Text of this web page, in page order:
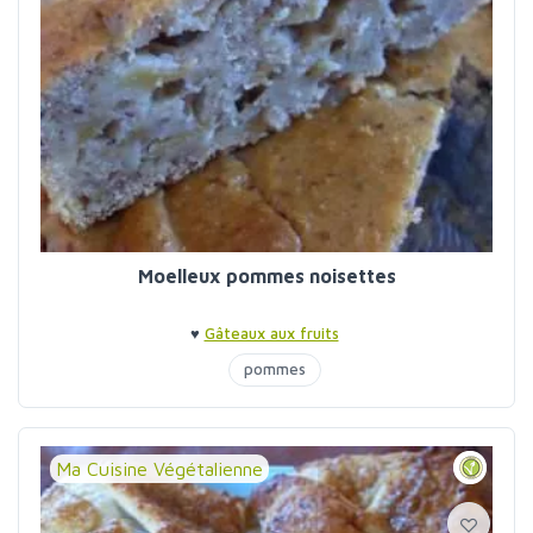
Moelleux pommes noisettes
♥ Gâteaux aux fruits
pommes
Ma Cuisine Végétalienne